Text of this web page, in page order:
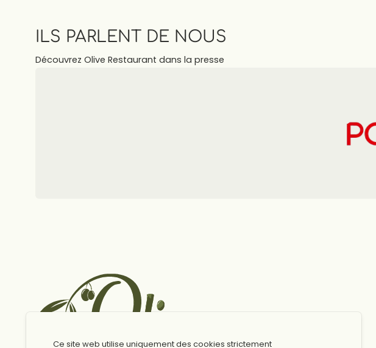
ILS PARLENT DE NOUS
Découvrez Olive Restaurant dans la presse
Ce site web utilise uniquement des cookies strictement